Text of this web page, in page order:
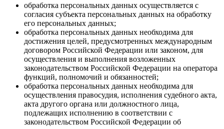
обработка персональных данных осуществляется с
согласия субъекта персональных данных на обработку
его персональных данных;
обработка персональных данных необходима для
достижения целей, предусмотренных международным
договором Российской Федерации или законом, для
осуществления и выполнения возложенных
законодательством Российской Федерации на оператора
функций, полномочий и обязанностей;
обработка персональных данных необходима для
осуществления правосудия, исполнения судебного акта,
акта другого органа или должностного лица,
подлежащих исполнению в соответствии с
законодательством Российской Федерации об